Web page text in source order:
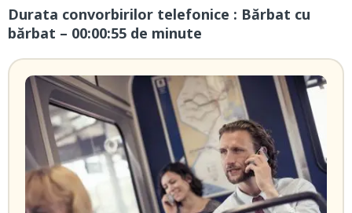
Durata convorbirilor telefonice : Bărbat cu
bărbat – 00:00:55 de minute